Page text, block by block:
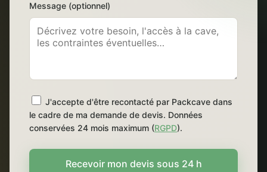
Message (optionnel)
J'accepte d'être recontacté par Packcave dans
le cadre de ma demande de devis. Données
conservées 24 mois maximum (RGPD).
Recevoir mon devis sous 24 h